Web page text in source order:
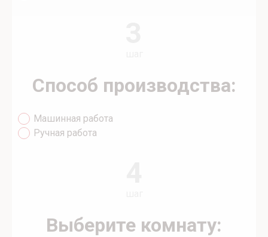
Способ производства:
Машинная работа
Ручная работа
Выберите комнату: